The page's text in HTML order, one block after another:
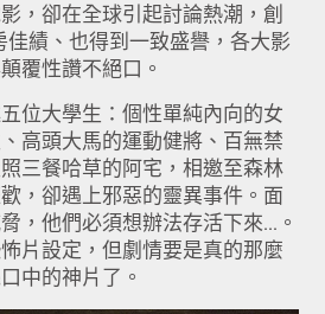
，卻在全球引起討論熱潮，創
績、也得到一致盛譽，各大影
覆性讚不絕口。
位大學生：個性單純內向的女
高頭大馬的運動健將、百無禁
三餐哈草的阿宅，相邀至森林
，卻遇上邪惡的靈異事件。面
，他們必須想辦法存活下來...。
片設定，但劇情要是真的那麼
中的神片了。